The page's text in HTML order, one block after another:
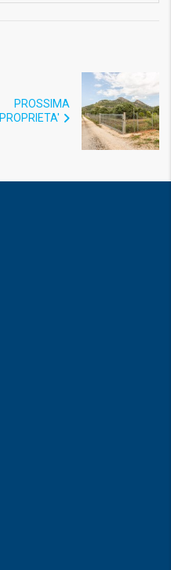
PROSSIMA
PROPRIETA'